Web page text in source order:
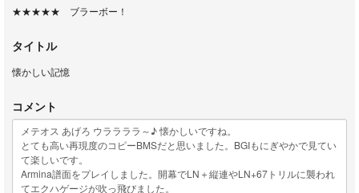
★★★★★ ブラーボー！
タイトル
懐かしい記憶
コメント